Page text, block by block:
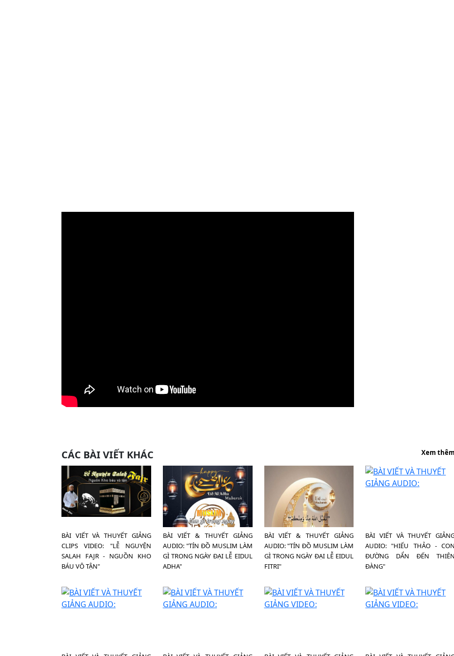
CÁC BÀI VIẾT KHÁC Xem thêm
BÀI VIẾT VÀ THUYẾT GIẢNG
CLIPS VIDEO: "LỄ NGUYỆN
SALAH FAJR - NGUỒN KHO
BÁU VÔ TẬN"
BÀI VIẾT & THUYẾT GIẢNG
AUDIO: "TÍN ĐỒ MUSLIM LÀM
GÌ TRONG NGÀY ĐẠI LỄ EIDUL
ADHA"
BÀI VIẾT & THUYẾT GIẢNG
AUDIO: "TÍN ĐỒ MUSLIM LÀM
GÌ TRONG NGÀY ĐẠI LỄ EIDUL
FITRI"
BÀI VIẾT VÀ THUYẾT
AUDIO: "HIẾU THẢO - CON
ĐƯỜNG DẨN ĐẾN THIÊN
ĐÀNG"